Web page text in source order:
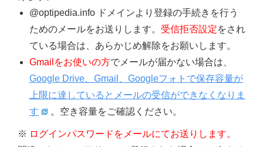
@optipedia.info ドメインより登録の手続きを行う
ためのメールをお送りします。 受信拒否設定をされ
ている場合は、あらかじめ解除をお願いします。
Gmailをお使いの方でメールが届かない場合は、
Google Drive、Gmail、Googleフォトで保存容量が
上限に達しているとメールの受信ができなくなりま
す
。空き容量をご確認ください。
※ ログインパスワードをメールにてお送りします。